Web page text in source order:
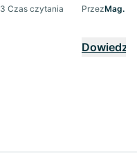
3 Czas czytania PrzezMag.
Dowiedz